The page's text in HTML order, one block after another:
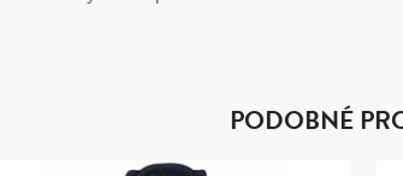
PODOBNÉ